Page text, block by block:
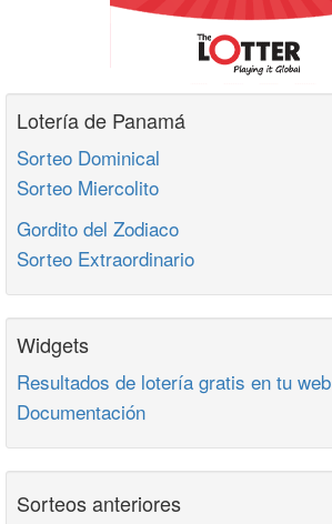
Lotería de Panamá
Sorteo Dominical
Sorteo Miercolito
Gordito del Zodiaco
Sorteo Extraordinario
Widgets
Resultados de lotería gratis en tu web
Documentación
Sorteos anteriores